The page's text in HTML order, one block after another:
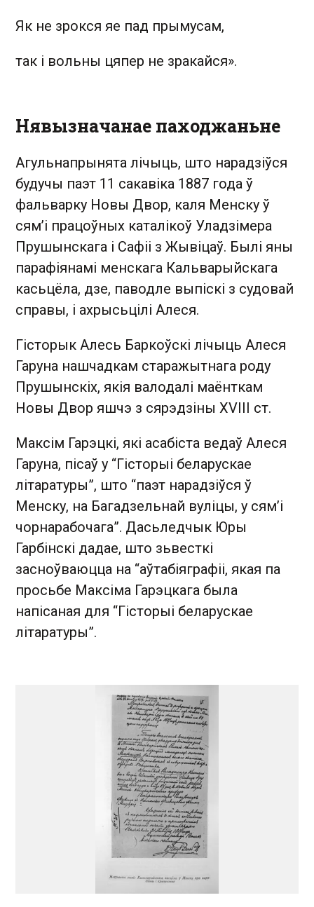
Як не зрокся яе пад прымусам,
так i вольны цяпер не зракайся».
Нявызначанае паходжаньне
Агульнапрынята лічыць, што нарадзіўся
будучы паэт 11 сакавіка 1887 года ў
фальварку Новы Двор, каля Менску ў
сям’і працоўных каталікоў Уладзімера
Прушынскага і Сафіі з Жывіцаў. Былі яны
парафіянамі менскага Кальварыйскага
касьцёла, дзе, паводле выпіскі з судовай
справы, і ахрысьцілі Алеся.
Гісторык Алесь Баркоўскі лічыць Алеся
Гаруна нашчадкам старажытнага роду
Прушынскіх, якія валодалі маёнткам
Новы Двор яшчэ з сярэдзіны XVIII ст.
Максім Гарэцкі, які асабіста ведаў Алеся
Гаруна, пісаў у “Гісторыі беларускае
літаратуры”, што “паэт нарадзіўся ў
Менску, на Багадзельнай вуліцы, у сям’і
чорнарабочага”. Дасьледчык Юры
Гарбінскі дадае, што зьвесткі
засноўваюцца на “аўтабіяграфіі, якая па
просьбе Максіма Гарэцкага была
напісаная для “Гісторыі беларускае
літаратуры”.